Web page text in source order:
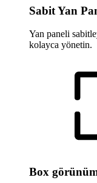
Sabit Yan
Yan paneli
kolayca yönetin.
Box